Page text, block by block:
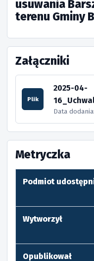
usuwania
terenu Gminy
Załączniki
Plik
2025-04-
Data
Metryczka
Podmiot
Wytworzył
Opublikował